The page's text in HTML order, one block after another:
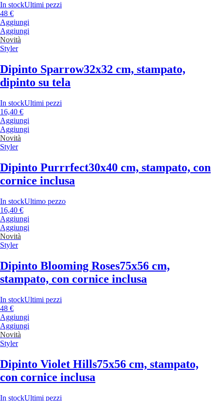
In stockUltimi pezzi
48 €
Aggiungi
Aggiungi
Novità
Styler
Dipinto Sparrow32x32 cm, stampato,
dipinto su tela
In stockUltimi pezzi
16,40 €
Aggiungi
Aggiungi
Novità
Styler
Dipinto Purrrfect30x40 cm, stampato, con
cornice inclusa
In stockUltimo pezzo
16,40 €
Aggiungi
Aggiungi
Novità
Styler
Dipinto Blooming Roses75x56 cm,
stampato, con cornice inclusa
In stockUltimi pezzi
48 €
Aggiungi
Aggiungi
Novità
Styler
Dipinto Violet Hills75x56 cm, stampato,
con cornice inclusa
In stockUltimi pezzi